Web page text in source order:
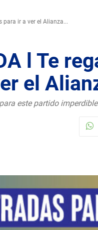
para ir a ver el Alianza...
l Te
el
este partido